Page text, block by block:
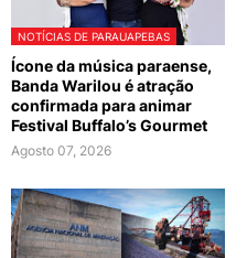
NOTÍCIAS DE PARAUAPEBAS
Ícone da música paraense,
Banda Warilou é atração
confirmada para animar
Festival Buffalo’s Gourmet
Agosto 07, 2026